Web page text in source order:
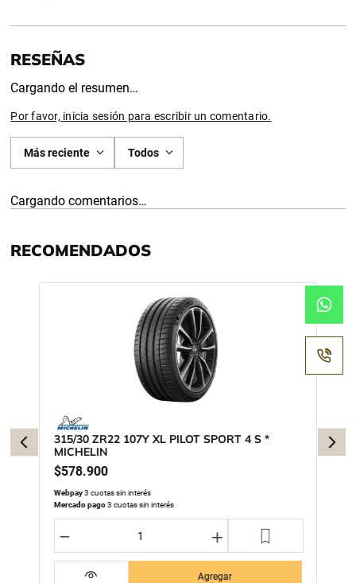
Cargando el resumen…
Por favor, inicia sesión para escribir un comentario.
Más reciente Todos
Cargando comentarios…
RECOMENDADOS
315/30 ZR22 107Y XL PILOT SPORT 4 S *
MICHELIN
$578.900
Webpay3 cuotas sin interés
Mercado pago3 cuotas sin interés
＋
－
Agregar